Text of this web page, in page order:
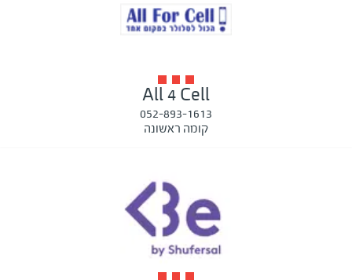
All 4 Cell
052-893-1613
קומה ראשונה